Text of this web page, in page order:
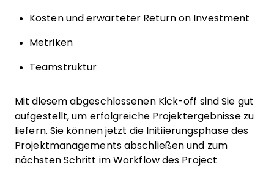
Kosten und erwarteter Return on Investment
Metriken
Teamstruktur
Mit diesem abgeschlossenen Kick-off sind Sie gut
aufgestellt, um erfolgreiche Projektergebnisse zu
liefern. Sie können jetzt die Initiierungsphase des
Projektmanagements abschließen und zum
nächsten Schritt im Workflow des Project